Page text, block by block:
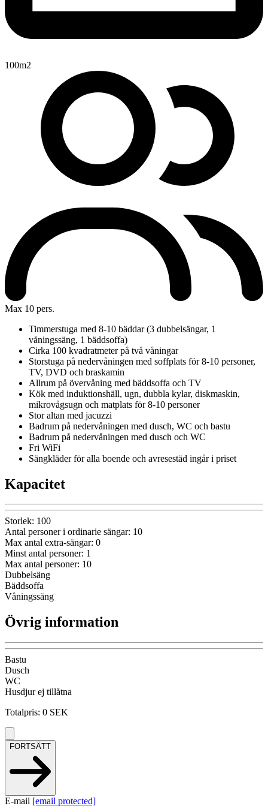
100m2
Max 10 pers.
Timmerstuga med 8-10 bäddar (3 dubbelsängar, 1
våningssäng, 1 bäddsoffa)
Cirka 100 kvadratmeter på två våningar
Storstuga på nedervåningen med soffplats för 8-10 personer,
TV, DVD och braskamin
Allrum på övervåning med bäddsoffa och TV
Kök med induktionshäll, ugn, dubbla kylar, diskmaskin,
mikrovågsugn och matplats för 8-10 personer
Stor altan med jacuzzi
Badrum på nedervåningen med dusch, WC och bastu
Badrum på nedervåningen med dusch och WC
Fri WiFi
Sängkläder för alla boende och avresestäd ingår i priset
Kapacitet
Storlek: 100
Antal personer i ordinarie sängar: 10
Max antal extra-sängar: 0
Minst antal personer: 1
Max antal personer: 10
Dubbelsäng
Bäddsoffa
Våningssäng
Övrig information
Bastu
Dusch
WC
Husdjur ej tillåtna
Totalpris: 0 SEK
FORTSÄTT
E-mail [email protected]